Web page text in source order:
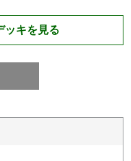
ッキを見る